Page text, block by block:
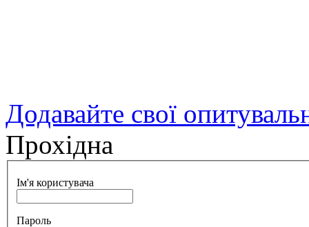
Додавайте свої
Прохідна
Ім'я користувача
Пароль